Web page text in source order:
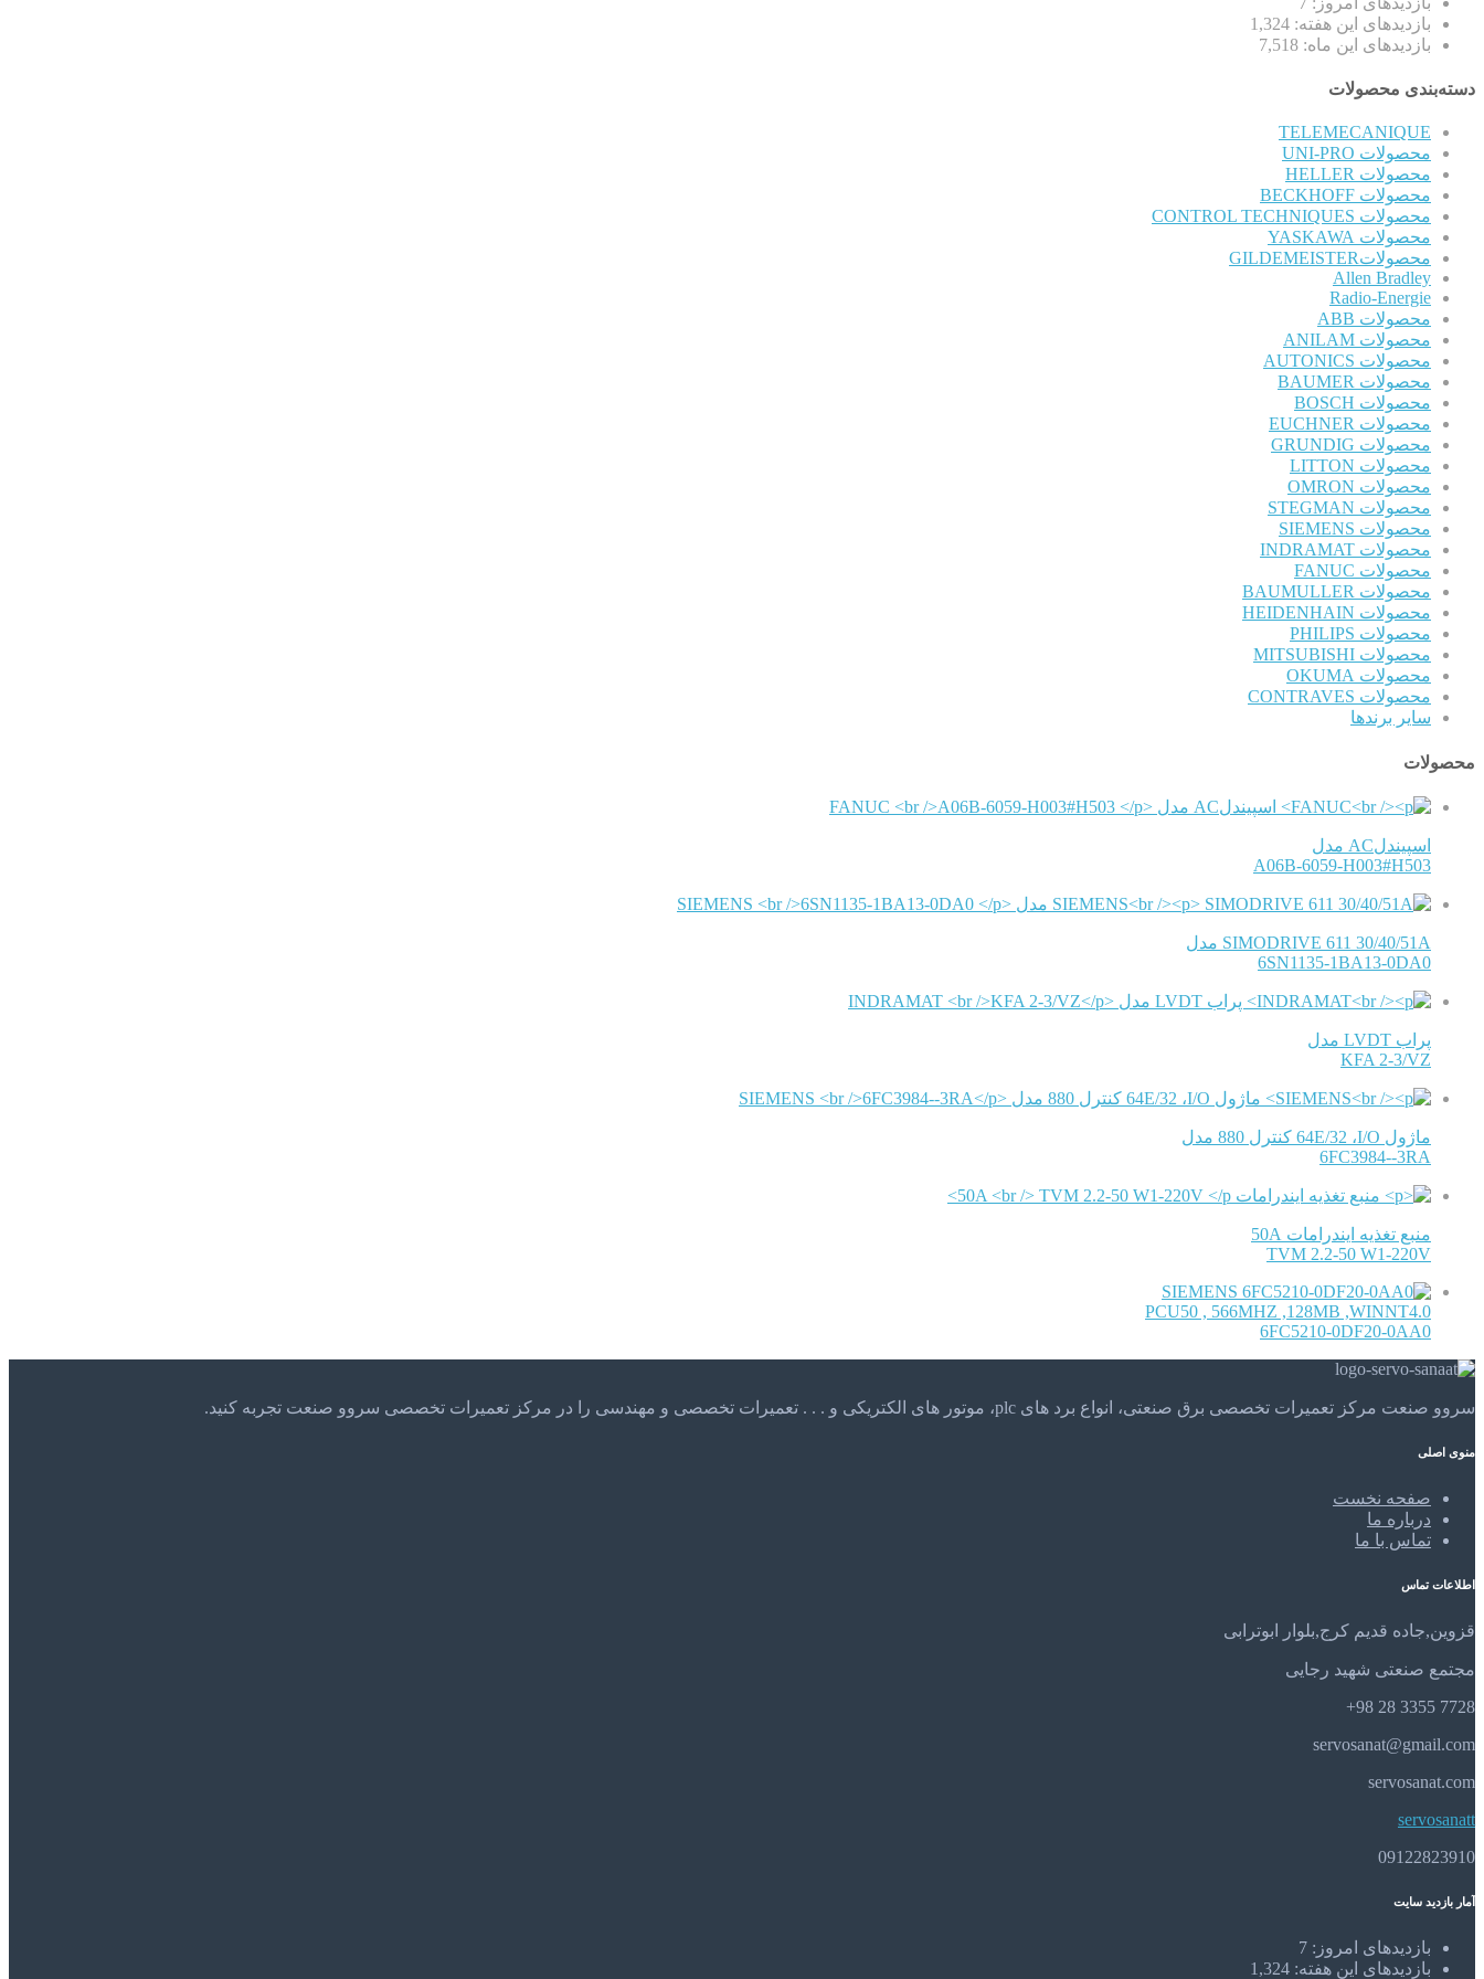
بازدیدهای این هفته: 1,324
بازدیدهای این ماه: 7,518
دسته‌بندی محصولات
TELEMECANIQUE
محصولات UNI-PRO
محصولات HELLER
محصولات BECKHOFF
محصولات CONTROL TECHNIQUES
محصولات YASKAWA
محصولاتGILDEMEISTER
Allen Bradley
Radio-Energie
محصولات ABB
محصولات ANILAM
محصولات AUTONICS
محصولات BAUMER
محصولات BOSCH
محصولات EUCHNER
محصولات GRUNDIG
محصولات LITTON
محصولات OMRON
محصولات STEGMAN
محصولات SIEMENS
محصولات INDRAMAT
محصولات FANUC
محصولات BAUMULLER
محصولات HEIDENHAIN
محصولات PHILIPS
محصولات MITSUBISHI
محصولات OKUMA
محصولات CONTRAVES
سایر برندها
محصولات
FANUC
اسپیندلAC مدل
A06B-6059-H003#H503
SIEMENS
SIMODRIVE 611 30/40/51A مدل
6SN1135-1BA13-0DA0
INDRAMAT
پراب LVDT مدل
KFA 2-3/VZ
SIEMENS
ماژول 64E/32 ،I/O کنترل 880 مدل
6FC3984--3RA
منبع تغذیه ایندرامات 50A
TVM 2.2-50 W1-220V
SIEMENS
PCU50 , 566MHZ ,128MB ,WINNT4.0
6FC5210-0DF20-0AA0
سروو صنعت مرکز تعمیرات تخصصی برق صنعتی، انواع برد های plc، موتور های الکتریکی و . . . تعمیرات تخصصی و مهندسی را در مرکز تعمیرات تخصصی سروو صنعت تجربه کنید.
منوی اصلی
صفحه نخست
درباره ما
تماس با ما
اطلاعات تماس
قزوین,جاده قدیم کرج,بلوار ابوترابی
مجتمع صنعتی شهید رجایی
7728 3355 28 98+
servosanat@gmail.com
servosanat.com
servosanatt
09122823910
آمار بازدید سایت
بازدیدهای امروز: 7
بازدیدهای این هفته: 1,324